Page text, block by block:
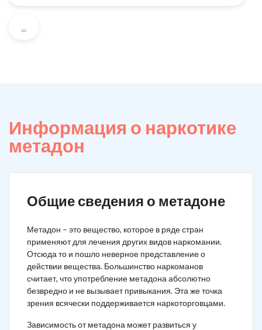
...
Информация о наркотике
метадон
Общие сведения о метадоне
Метадон – это вещество, которое в ряде стран
применяют для лечения других видов наркомании.
Отсюда то и пошло неверное представление о
действии вещества. Большинство наркоманов
считает, что употребление метадона абсолютно
безвредно и не вызывает привыкания. Эта же точка
зрения всячески поддерживается наркоторговцами.
Зависимость от метадона может развиться у